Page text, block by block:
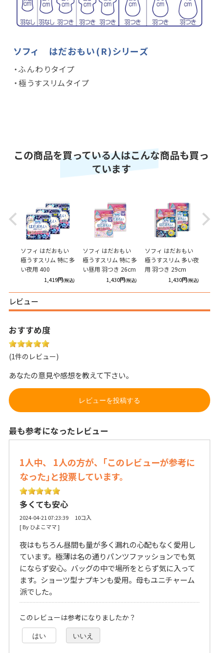
ソフィ はだおもい(R)シリーズ
・ふんわりタイプ
・極うすスリムタイプ
この商品を買っている人はこんな商品も買っ
ています
Previous
ソフィ はだおもい
極うすスリム 特に多
い夜用 400
1,419円(税込)
ソフィ はだおもい
極うすスリム 特に多
い昼用 羽つき 26cm
1,430円(税込)
ソフィ はだおもい
極うすスリム 多い夜
用 羽つき 29cm
1,430円(税込)
Next
レビュー
おすすめ度
(1件のレビュー)
あなたの意見や感想を教えて下さい。
レビューを投稿する
最も参考になったレビュー
1人中、 1人の方が、｢このレビューが参考に
なった｣と投票しています。
多くても安心
2024-04-21 07:23:39 10コ入
[ By ひよこママ ]
夜はもちろん昼間も量が多く漏れの心配もなく愛用し
ています。極薄は名の通りパンツファッションでも気
にならず安心。バッグの中で場所をとらず気に入って
ます。ショーツ型ナプキンも愛用。母もユニチャーム
派でした。
このレビューは参考になりましたか？
はい いいえ